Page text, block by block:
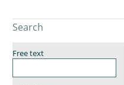
Search
Free text